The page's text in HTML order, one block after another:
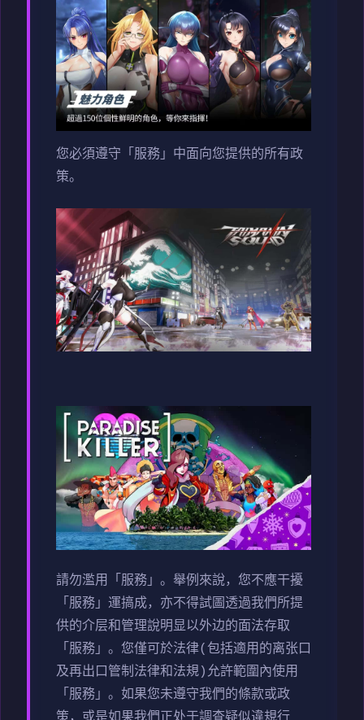
您必須遵守「服務」中面向您提供的所有政
策。
請勿濫用「服務」。舉例來說，您不應干擾
「服務」運搞成，亦不得試圖透過我們所提
供的介层和管理說明显以外边的面法存取
「服務」。您僅可於法律(包括適用的离张口
及再出口管制法律和法規)允許範圍內使用
「服務」。如果您未遵守我們的條款或政